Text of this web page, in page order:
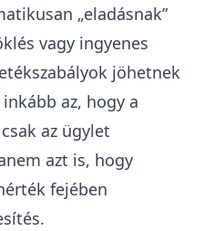
van. Ha ugyanis az egy
közös
használati megosztási
akkor illeték
kezelendők.
7.számú döntése azért
„eladja”